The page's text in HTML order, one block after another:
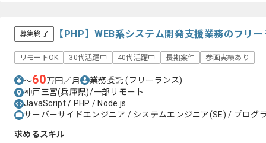
募集終了 【PHP】WEB系システム開発支援業務のフリ
リモートOK 30代活躍中 40代活躍中 長期案件 参画実績あり
〜60万円／月 業務委託(フリーランス)
神戸三宮(兵庫県)/一部リモート
JavaScript / PHP / Node.js
サーバーサイドエンジニア / システムエンジニア(SE) / プログ
求めるスキル